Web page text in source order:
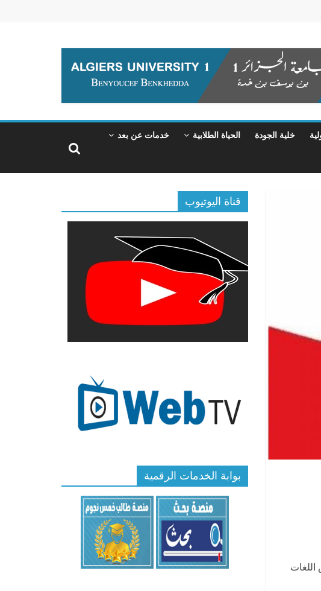
خلية الجودة الحياة الطلابية خدمات عن بعد
اللغات
قناة اليوتيوب
بوابة الخدمات الرقمية